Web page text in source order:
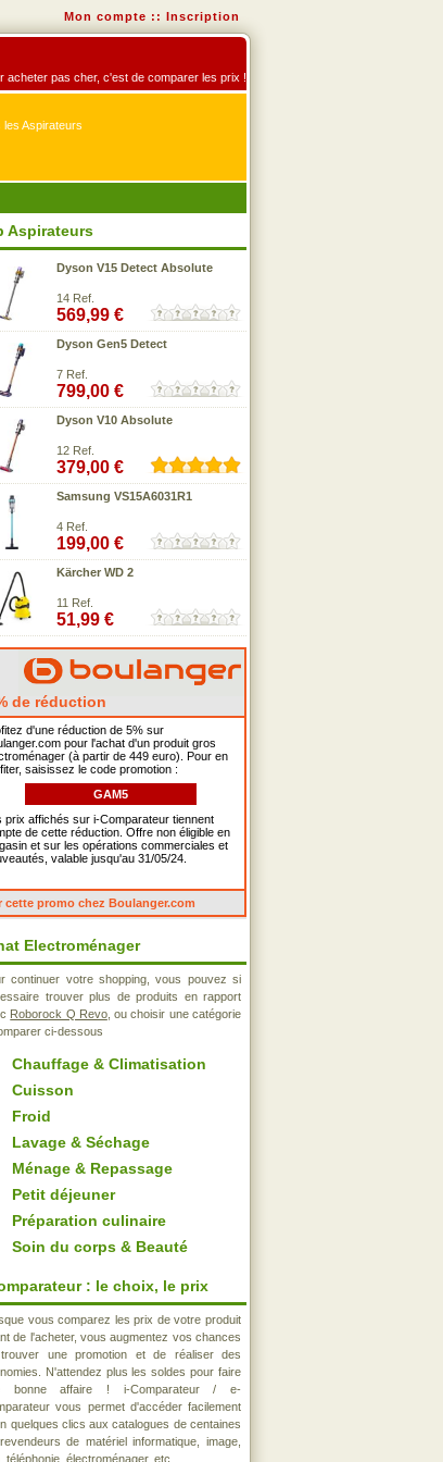
Mon compte :: Inscription
acheter pas cher, c'est de comparer les prix !
Aspirateurs
Aspirateurs
Dyson V15 Detect Absolute
14 Ref.
569,99 €
Dyson Gen5 Detect
7 Ref.
799,00 €
Dyson V10 Absolute
12 Ref.
379,00 €
Samsung VS15A6031R1
4 Ref.
199,00 €
Kärcher WD 2
11 Ref.
51,99 €
de réduction
d'une réduction de 5% sur
pour l'achat d'un produit gros
(à partir de 449 euro). Pour en
saisissez le code promotion :
GAM5
prix affichés sur i-Comparateur tiennent
de cette réduction. Offre non éligible en
et sur les opérations commerciales et
valable jusqu'au 31/05/24.
cette promo chez Boulanger.com
Electroménager
continuer votre shopping, vous pouvez si
trouver plus de produits en rapport
Roborock Q Revo, ou choisir une catégorie
ci-dessous
Chauffage & Climatisation
Cuisson
Froid
Lavage & Séchage
Ménage & Repassage
Petit déjeuner
Préparation culinaire
Soin du corps & Beauté
: le choix, le prix
vous comparez les prix de votre produit
de l'acheter, vous augmentez vos chances
une promotion et de réaliser des
N'attendez plus les soldes pour faire
bonne affaire ! i-Comparateur / e-
vous permet d'accéder facilement
quelques clics aux catalogues de centaines
de matériel informatique, image,
téléphonie, électroménager, etc..